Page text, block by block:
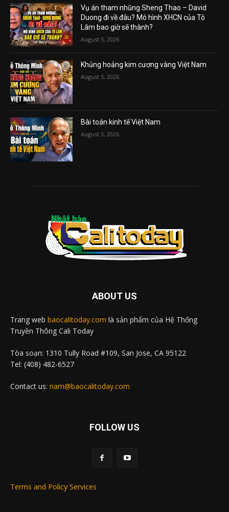
Vụ án tham nhũng Sheng Thao – David
Duong đi về đâu? Mô hình XHCN của Tô
Lâm bao giờ sẽ thành?
August 5, 2026
Khủng hoảng kim cương vàng Việt Nam
August 5, 2026
Bài toán kinh tế Việt Nam
August 3, 2026
ABOUT US
Trang web baocalitoday.com là sản phẩm của Hệ Thống
Truyền Thông Cali Today
Tòa soạn: 1310 Tully Road #109, San Jose, CA 95122
Tel: (408) 482-6527
Contact us: nam@baocalitoday.com
FOLLOW US
Terms and Policy Services